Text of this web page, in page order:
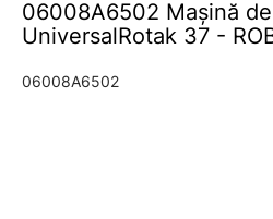
06008A6502 Maşină
UniversalRotak 37 -
06008A6502